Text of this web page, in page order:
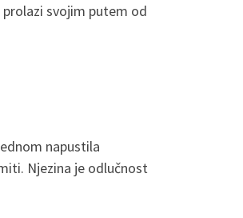
prolazi svojim putem od
napustila
Njezina je odlučnost